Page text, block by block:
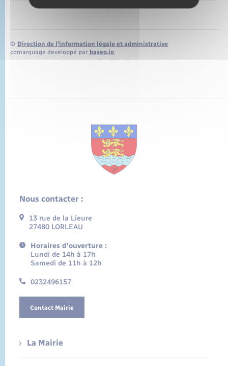
© Direction de l’information légale et administrative
comarquage developpé par baseo.io
Nous contacter :
13 rue de la Lieure
27480 LORLEAU
Horaires d'ouverture :
Lundi de 14h à 17h
Samedi de 11h à 12h
0232496157
Contact Mairie
La Mairie